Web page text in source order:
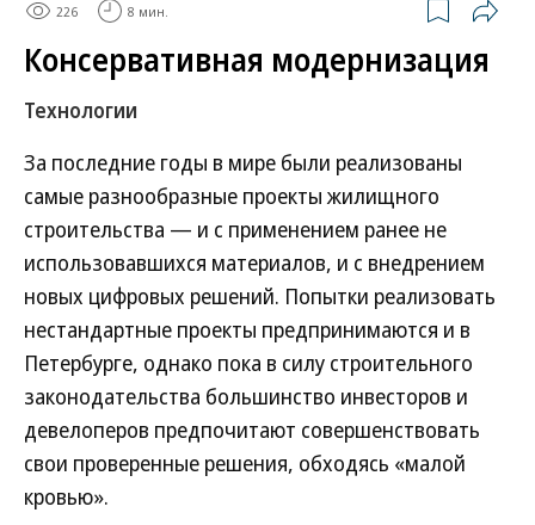
226 8 мин.
Консервативная модернизация
Технологии
За последние годы в мире были реализованы
самые разнообразные проекты жилищного
строительства — и с применением ранее не
использовавшихся материалов, и с внедрением
новых цифровых решений. Попытки реализовать
нестандартные проекты предпринимаются и в
Петербурге, однако пока в силу строительного
законодательства большинство инвесторов и
девелоперов предпочитают совершенствовать
свои проверенные решения, обходясь «малой
кровью».